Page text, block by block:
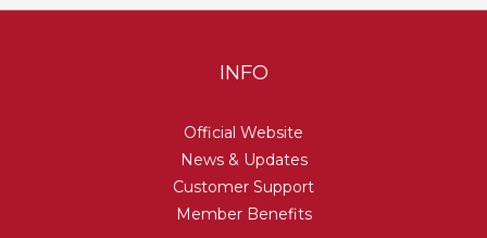
INFO
Official Website
News & Updates
Customer Support
Member Benefits